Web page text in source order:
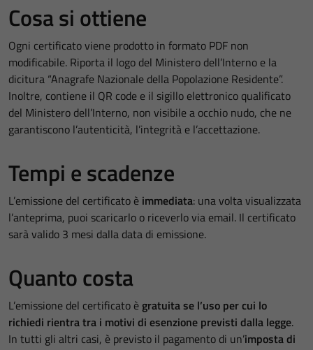
Cosa si ottiene
Ogni certificato viene prodotto in formato PDF non
modificabile. Riporta il logo del Ministero dell’Interno e la
dicitura “Anagrafe Nazionale della Popolazione Residente”.
Inoltre, contiene il QR code e il sigillo elettronico qualificato
del Ministero dell’Interno, non visibile a occhio nudo, che ne
garantiscono l’autenticità, l’integrità e l’accettazione.
Tempi e scadenze
L’emissione del certificato è immediata: una volta visualizzata
l’anteprima, puoi scaricarlo o riceverlo via email. Il certificato
sarà valido 3 mesi dalla data di emissione.
Quanto costa
L’emissione del certificato è gratuita se l’uso per cui lo
richiedi rientra tra i motivi di esenzione previsti dalla legge.
In tutti gli altri casi, è previsto il pagamento di un’imposta di